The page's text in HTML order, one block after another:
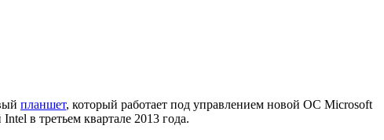
планшет, который работает под управлением новой ОС Microsoft
в третьем квартале 2013 года.